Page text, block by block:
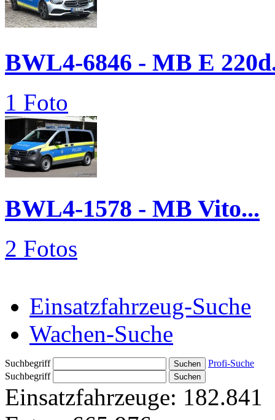
BWL4-6846 - MB E
1 Foto
BWL4-1578 - MB Vito...
2 Fotos
Einsatzfahrzeug-Suche
Wachen-Suche
Suchbegriff
Profi-Suche
Suchbegriff
Einsatzfahrzeuge: 182.841